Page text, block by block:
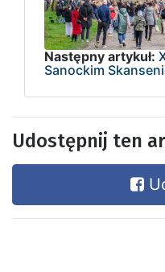
Następny artykuł:
Sanockim
Udostępnij ten